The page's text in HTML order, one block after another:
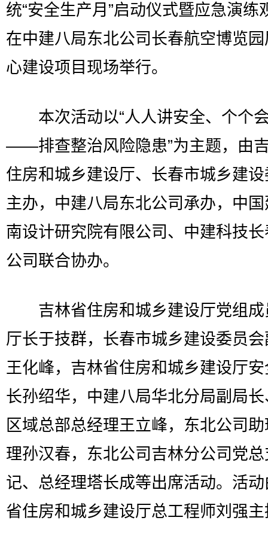
统“安全生产月”启动仪式暨应急演练
在中建八局东北公司长春航空博览
心建设项目现场举行。
本次活动以“人人讲安全、个个
——排查整治风险隐患”为主题，由
住房和城乡建设厅、长春市城乡建
主办，中建八局东北公司承办，中
南设计研究院有限公司、中建科技
公司联合协办。
吉林省住房和城乡建设厅党组成
厅长于技群，长春市城乡建设委员
王化峰，吉林省住房和城乡建设厅
长孙绍华，中建八局华北分局副局
区域总部总经理王立峰，东北公司
理孙汉春，东北公司吉林分公司党
记、总经理塔长成等出席活动。活
省住房和城乡建设厅总工程师刘强